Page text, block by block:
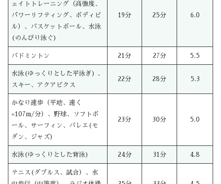
ェイトトレーニング（高強度、
パワーリフティング、ボディビ
ル）、バスケットボール、水泳
(のんびり泳ぐ)
19分 25分 6.0
バドミントン 21分 27分 5.5
水泳(ゆっくりとした平泳ぎ) 、
スキー、アクアビクス
22分 28分 5.3
かなり速歩（平地、速く
=107m/分）、野球、ソフトボ
ール、サーフィン、バレエ(モ
ダン、ジャズ)
23分 30分 5.0
水泳(ゆっくりとした背泳) 24分 31分 4.8
テニス(ダブルス、試合）、水